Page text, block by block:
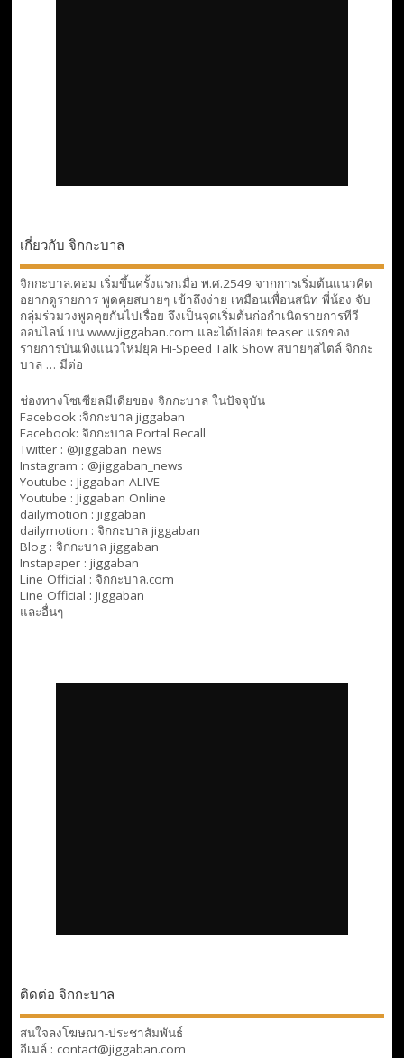
เกี่ยวกับ จิกกะบาล
จิกกะบาล.คอม เริ่มขึ้นครั้งแรกเมื่อ พ.ศ.2549 จากการเริ่มต้นแนวคิด
อยากดูรายการ พูดคุยสบายๆ เข้าถึงง่าย เหมือนเพื่อนสนิท พี่น้อง จับ
กลุ่มร่วมวงพูดคุยกันไปเรื่อย จึงเป็นจุดเริ่มต้นก่อกำเนิดรายการทีวี
ออนไลน์ บน www.jiggaban.com และได้ปล่อย teaser แรกของ
รายการบันเทิงแนวใหม่ยุค Hi-Speed Talk Show สบายๆสไตล์ จิกกะ
บาล … มีต่อ
ช่องทางโซเซียลมีเดียของ จิกกะบาล ในปัจจุบัน
Facebook :จิกกะบาล jiggaban
Facebook: จิกกะบาล Portal Recall
Twitter : @jiggaban_news
Instagram : @jiggaban_news
Youtube : Jiggaban ALIVE
Youtube : Jiggaban Online
dailymotion : jiggaban
dailymotion : จิกกะบาล jiggaban
Blog : จิกกะบาล jiggaban
Instapaper : jiggaban
Line Official : จิกกะบาล.com
Line Official : Jiggaban
และอื่นๆ
ติดต่อ จิกกะบาล
สนใจลงโฆษณา-ประชาสัมพันธ์
อีเมล์ : contact@jiggaban.com